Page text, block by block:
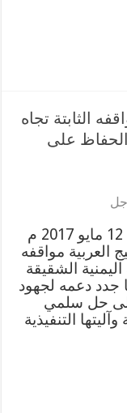
الثابتة تجاه
على
الرياض 16 شعبان 1438 هـ الموافق 12 مايو 2017 م
مواقفه
الشقيقة
جدد دعمه لجهود
الى حل سلمي
التنفيذية